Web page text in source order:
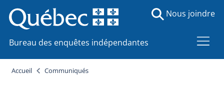
Bureau des enquêtes indépendantes
Nous joindre
Accueil Communiqués